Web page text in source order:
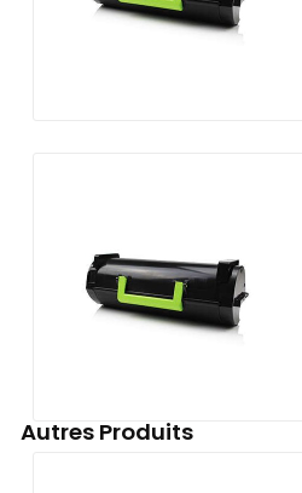
Autres Produits